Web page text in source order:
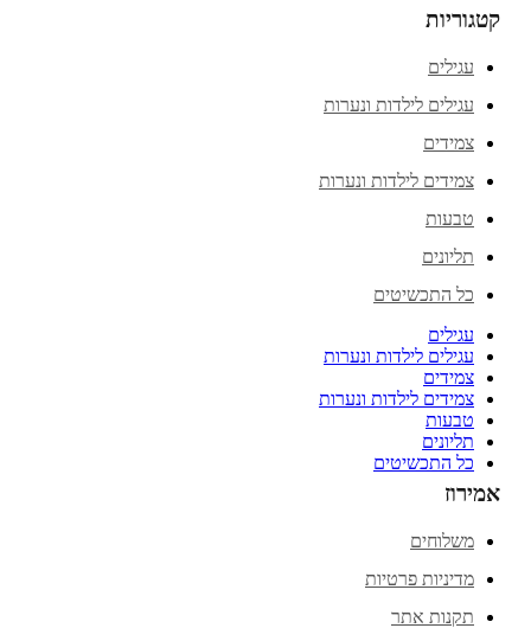
קטגוריות
עגילים
עגילים לילדות ונערות
צמידים
צמידים לילדות ונערות
טבעות
תליונים
כל התכשיטים
עגילים
עגילים לילדות ונערות
צמידים
צמידים לילדות ונערות
טבעות
תליונים
כל התכשיטים
אמירוז
משלוחים
מדיניות פרטיות
תקנות אתר